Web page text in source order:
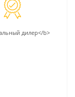
дилер</b>